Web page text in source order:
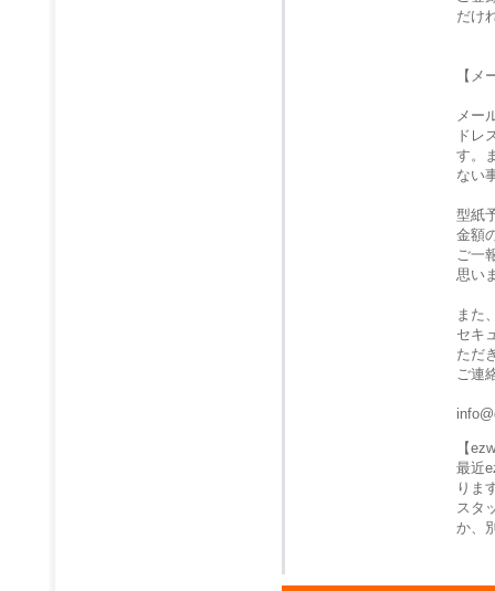
だけ
【
メー
ドレ
す。
ない
型紙
金額
ご一
思い
また
セキ
ただ
ご連
【
最近
りま
スタ
か、